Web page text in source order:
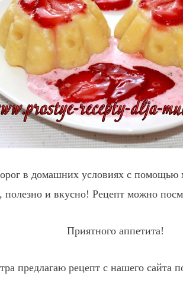
в домашних условиях с помощью
полезно и вкусно! Рецепт можно
Приятного аппетита!
предлагаю рецепт с нашего сайта